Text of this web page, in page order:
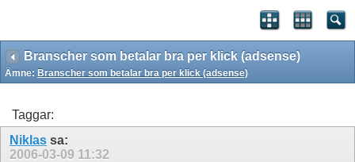
Branscher som betalar bra per klick (adsense)
Ämne: Branscher som betalar bra per klick (adsense)
Taggar:
Niklas sa:
2006-03-09 11:32